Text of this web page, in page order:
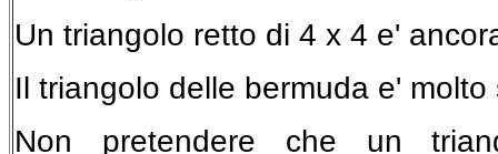
Un triangolo retto di 4 x 4 e'
Il triangolo delle bermuda e'
Non pretendere che un